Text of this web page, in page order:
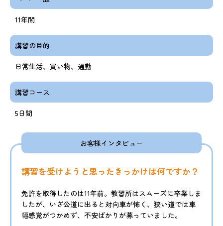
11年間
講習の目的
日常生活、買い物、通勤
講習コース
5日間
お客様インタビュー
講習を受けようと思ったきっかけは何ですか？
免許を取得したのは11年前。教習所はスムーズに卒業しま
したが、いざ公道に出ると対向車が怖く、狭い道では車
幅感覚がつかめず、不安ばかりが募っていました。